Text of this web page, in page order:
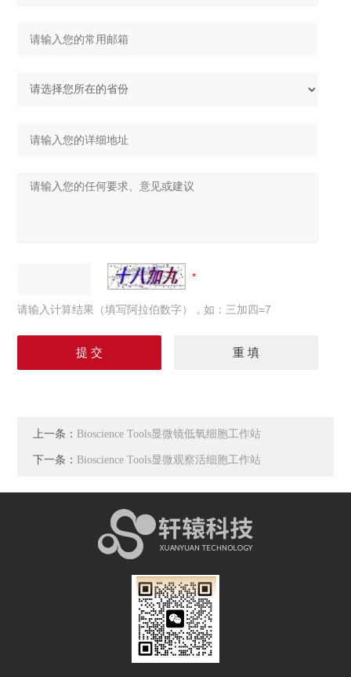
请输入计算结果（填写阿拉伯数字），如：三加四=7
上一条： Bioscience Tools显微镜低氧细胞工作站
下一条： Bioscience Tools显微观察活细胞工作站